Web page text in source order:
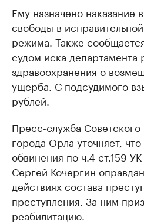
Ему назначено наказание
свободы в
режима. Также
судом иска департамента
здравоохранения о
ущерба. С подсудимого
рублей.
Пресс-служба Советского
города Орла уточняет,
обвинения по ч.4 ст.159
Сергей Кочергин
действиях состава
преступления. За ним
реабилитацию.